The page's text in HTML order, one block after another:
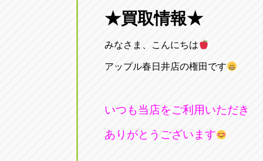
トラック市四日市店
三重県四日市市午起3丁目1番3号
★買取情報★
みなさま、こんにちは
アップル春日井店の権田です
いつも当店をご利用いただき
ありがとうございます